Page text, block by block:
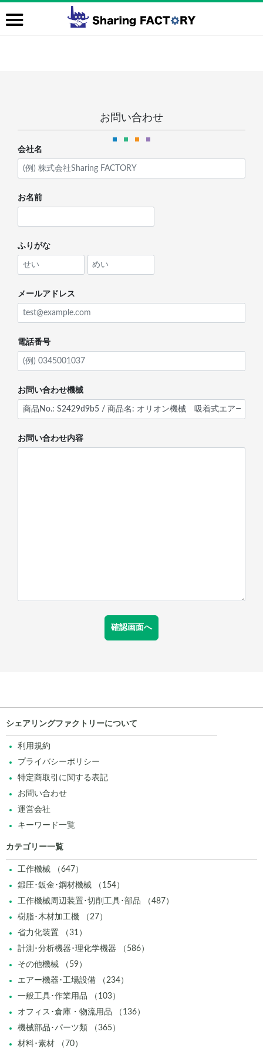
お問い合わせ
会社名
お名前
ふりがな
メールアドレス
電話番号
お問い合わせ機械
お問い合わせ内容
シェアリングファクトリーについて
利用規約
プライバシーポリシー
特定商取引に関する表記
お問い合わせ
運営会社
キーワード一覧
カテゴリー一覧
工作機械 （647）
鍛圧･鈑金･鋼材機械 （154）
工作機械周辺装置･切削工具･部品 （487）
樹脂･木材加工機 （27）
省力化装置 （31）
計測･分析機器･理化学機器 （586）
その他機械 （59）
エアー機器･工場設備 （234）
一般工具･作業用品 （103）
オフィス･倉庫・物流用品 （136）
機械部品･パーツ類 （365）
材料･素材 （70）